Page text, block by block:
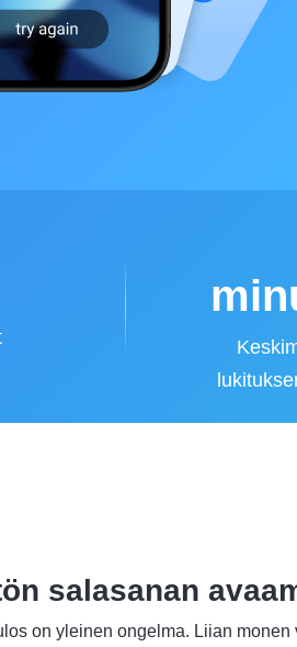
salasanan
on yleinen ongelma. Liian monen